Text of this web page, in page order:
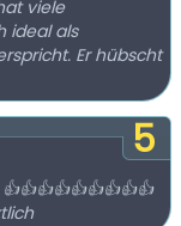
viele
ideal als
Er hübscht
5